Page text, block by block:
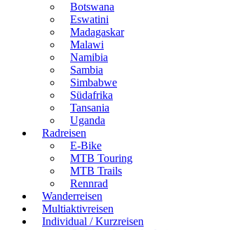
Botswana
Eswatini
Madagaskar
Malawi
Namibia
Sambia
Simbabwe
Südafrika
Tansania
Uganda
Radreisen
E-Bike
MTB Touring
MTB Trails
Rennrad
Wanderreisen
Multiaktivreisen
Individual / Kurzreisen